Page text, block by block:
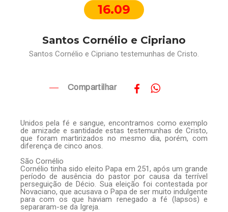
16.09
Santos Cornélio e Cipriano
Santos Cornélio e Cipriano testemunhas de Cristo.
Compartilhar
Unidos pela fé e sangue, encontramos como exemplo
de amizade e santidade estas testemunhas de Cristo,
que foram martirizados no mesmo dia, porém, com
diferença de cinco anos.
São Cornélio
Cornélio tinha sido eleito Papa em 251, após um grande
período de ausência do pastor por causa da terrível
perseguição de Décio. Sua eleição foi contestada por
Novaciano, que acusava o Papa de ser muito indulgente
para com os que haviam renegado a fé (lapsos) e
separaram-se da Igreja.